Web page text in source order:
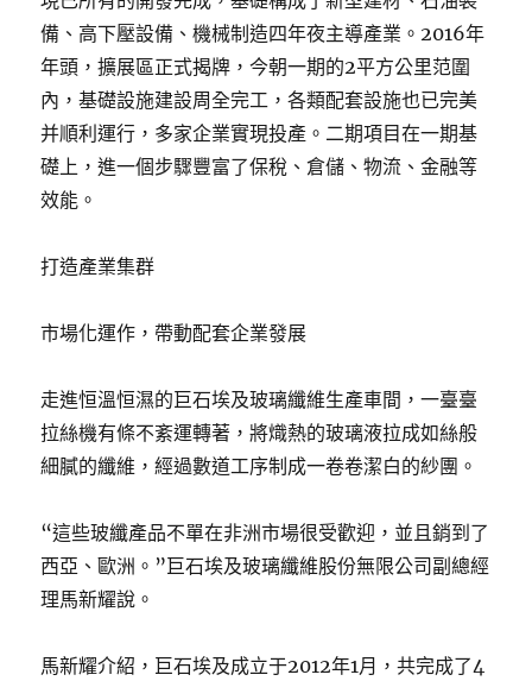
備、高下壓設備、機械制造四年夜主導產業。2016年
年頭，擴展區正式揭牌，今朝一期的2平方公里范圍
內，基礎設施建設周全完工，各類配套設施也已完美
并順利運行，多家企業實現投產。二期項目在一期基
礎上，進一個步驟豐富了保稅、倉儲、物流、金融等
效能。
打造產業集群
市場化運作，帶動配套企業發展
走進恒溫恒濕的巨石埃及玻璃纖維生產車間，一臺臺
拉絲機有條不紊運轉著，將熾熱的玻璃液拉成如絲般
細膩的纖維，經過數道工序制成一卷卷潔白的紗團。
“這些玻纖產品不單在非洲市場很受歡迎，並且銷到了
西亞、歐洲。”巨石埃及玻璃纖維股份無限公司副總經
理馬新耀說。
馬新耀介紹，巨石埃及成立于2012年1月，共完成了4